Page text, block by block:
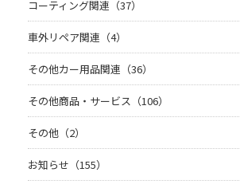
コーティング関連（37）
車外リペア関連（4）
その他カー用品関連（36）
その他商品・サービス（106）
その他（2）
お知らせ（155）